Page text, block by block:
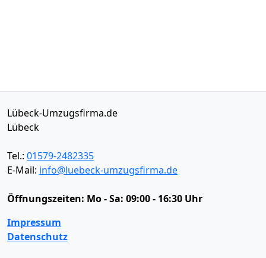
Lübeck-Umzugsfirma.de
Lübeck
Tel.: 01579-2482335
E-Mail: info@luebeck-umzugsfirma.de
Öffnungszeiten: Mo - Sa: 09:00 - 16:30 Uhr
Impressum
Datenschutz